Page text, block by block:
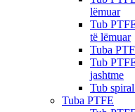
lëmuar
Tub
të lëmuar
Tuba
Tub
jashtme
Tub
Tuba PTFE